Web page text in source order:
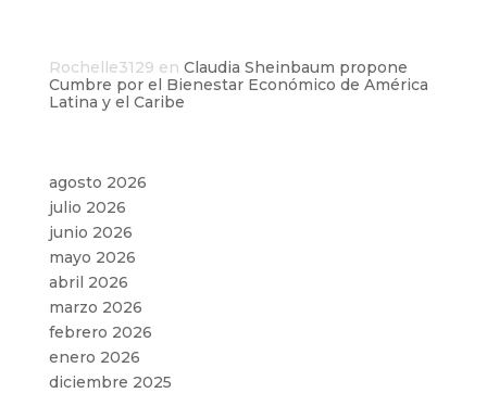
Rochelle3129 en Claudia Sheinbaum propone
Cumbre por el Bienestar Económico de América
Latina y el Caribe
agosto 2026
julio 2026
junio 2026
mayo 2026
abril 2026
marzo 2026
febrero 2026
enero 2026
diciembre 2025